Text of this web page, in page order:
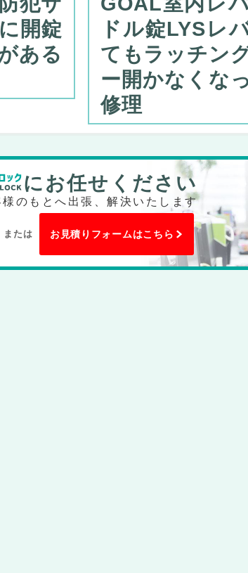
開錠
ある
ドル錠LYSレ
てもラッチン
ー開かなくな
修理
にお任せください
様のもとへ出張、解決いたします
または お見積りフォームはこちら